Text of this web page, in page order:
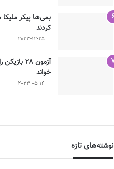
بمی‌ها پیکر ملیکا
کردند
2023-12-25
آزمون 28
خواند
2023-05-14
نوشته‌های تازه